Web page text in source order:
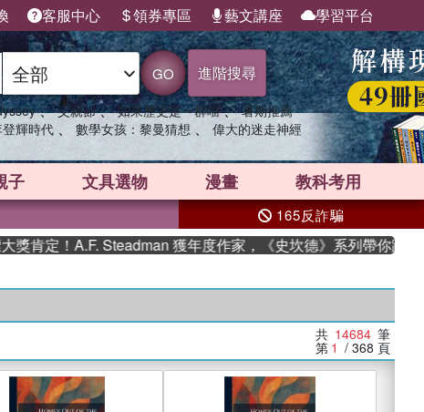
客服中心 領券專區 藝文講座 學習平台
GO 進階搜尋
、 父親節 、 如果歷史是一群喵 、 暑期推薦
輝時代 、 數學女孩：黎曼猜想 、 偉大的迷走神經
子 文具選物 漫畫 教科考用
165反詐騙
Steadman 獲年度作家，《史坎德》系列帶你踏上熱血奇幻旅
共 14684 筆
第 1 / 368 頁